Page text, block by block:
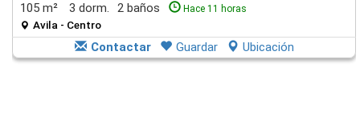
105 m² 3 dorm. 2 baños Hace 11 horas
Avila - Centro
Contactar Guardar Ubicación